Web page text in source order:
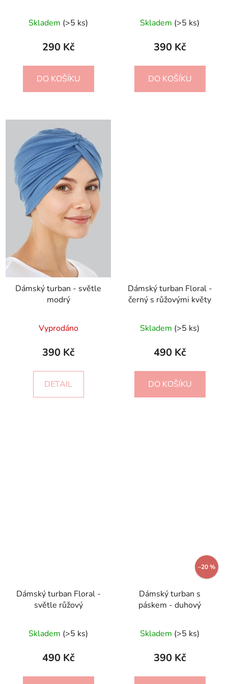
Skladem (>5 ks)
290 Kč
DO KOŠÍKU
Skladem (>5 ks)
390 Kč
DO KOŠÍKU
Dámský turban - světle
modrý
Vyprodáno
390 Kč
DETAIL
Dámský turban Floral -
černý s růžovými květy
Skladem (>5 ks)
490 Kč
DO KOŠÍKU
Dámský turban Floral -
světle růžový
hodnocení
produktu
5,0
Skladem (>5 ks)
490 Kč
–20 %
Dámský turban s
páskem - duhový
Skladem (>5 ks)
390 Kč